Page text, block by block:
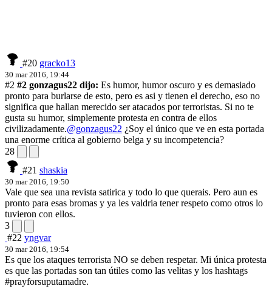
#20 gracko13
30 mar 2016, 19:44
#2 #2 gonzagus22 dijo: Es humor, humor oscuro y es demasiado
pronto para burlarse de esto, pero es asi y tienen el derecho, eso no
significa que hallan merecido ser atacados por terroristas. Si no te
gusta su humor, simplemente protesta en contra de ellos
civilizadamente.@gonzagus22 ¿Soy el único que ve en esta portada
una enorme crítica al gobierno belga y su incompetencia?
28
#21 shaskia
30 mar 2016, 19:50
Vale que sea una revista satirica y todo lo que querais. Pero aun es
pronto para esas bromas y ya les valdria tener respeto como otros lo
tuvieron con ellos.
3
#22 yngvar
30 mar 2016, 19:54
Es que los ataques terrorista NO se deben respetar. Mi única protesta
es que las portadas son tan útiles como las velitas y los hashtags
#prayforsuputamadre.